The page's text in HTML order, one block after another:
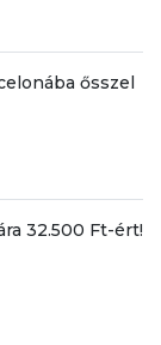
ősszel
32.500 Ft-ért!